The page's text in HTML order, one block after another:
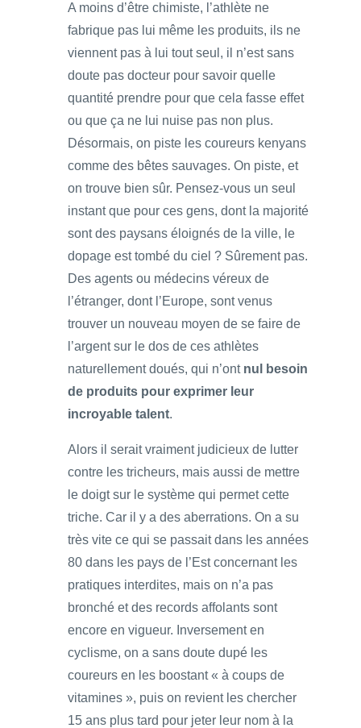
A moins d’être chimiste, l’athlète ne
fabrique pas lui même les produits, ils ne
viennent pas à lui tout seul, il n’est sans
doute pas docteur pour savoir quelle
quantité prendre pour que cela fasse effet
ou que ça ne lui nuise pas non plus.
Désormais, on piste les coureurs kenyans
comme des bêtes sauvages. On piste, et
on trouve bien sûr. Pensez-vous un seul
instant que pour ces gens, dont la majorité
sont des paysans éloignés de la ville, le
dopage est tombé du ciel ? Sûrement pas.
Des agents ou médecins véreux de
l’étranger, dont l’Europe, sont venus
trouver un nouveau moyen de se faire de
l’argent sur le dos de ces athlètes
naturellement doués, qui n’ontnul besoin
de produits pour exprimer leur
incroyable talent.
Alors il serait vraiment judicieux de lutter
contre les tricheurs, mais aussi de mettre
le doigt sur le système qui permet cette
triche. Car il y a des aberrations. On a su
très vite ce qui se passait dans les années
80 dans les pays de l’Est concernant les
pratiques interdites, mais on n’a pas
bronché et des records affolants sont
encore en vigueur. Inversement en
cyclisme, on a sans doute dupé les
coureurs en les boostant « à coups de
vitamines », puis on revient les chercher
15 ans plus tard pour jeter leur nom à la